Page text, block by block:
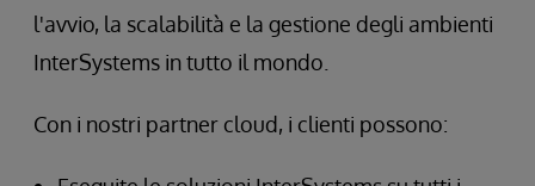
l'avvio, la scalabilità e la gestione degli ambienti
InterSystems in tutto il mondo.
Con i nostri partner cloud, i clienti possono: